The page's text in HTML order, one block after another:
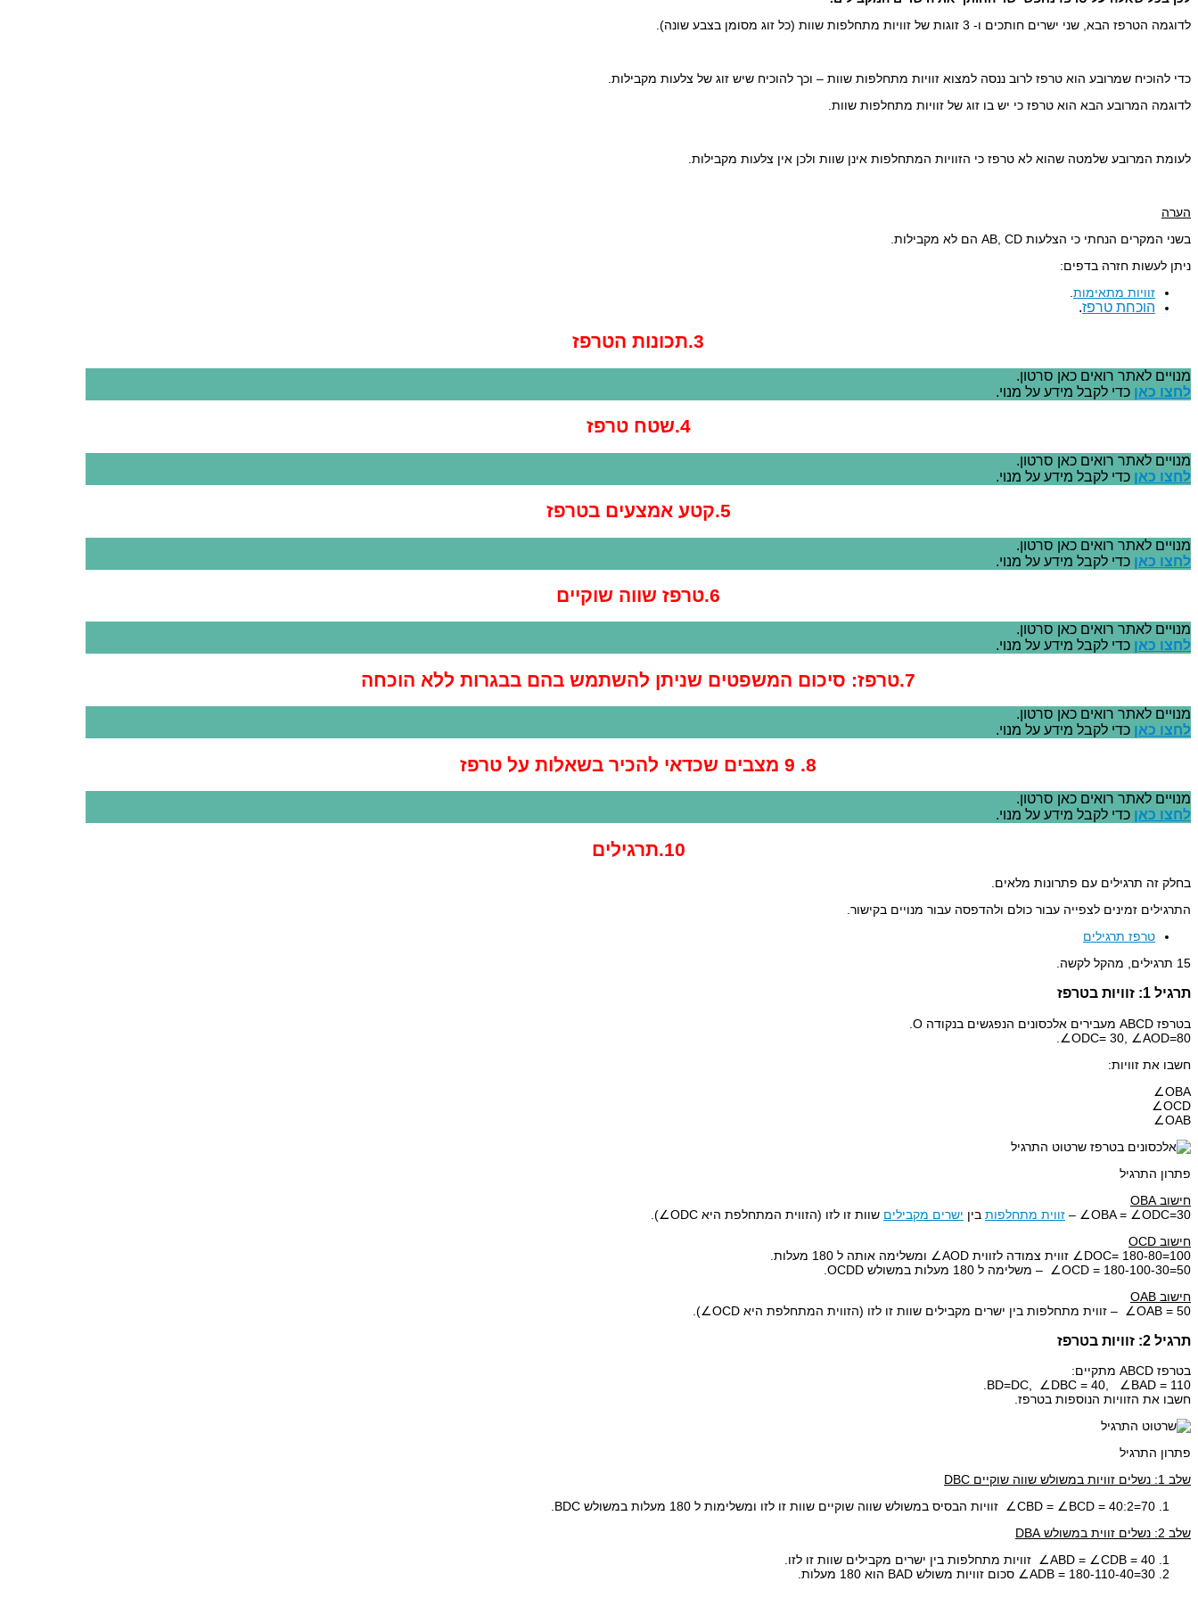
לדוגמה הטרפז הבא, שני ישרים חותכים ו- 3 זוגות של זוויות מתחלפות שוות (כל זוג מסומן בצבע שונה).
כדי להוכיח שמרובע הוא טרפז לרוב ננסה למצוא זוויות מתחלפות שוות – וכך להוכיח שיש זוג של צלעות מקבילות.
לדוגמה המרובע הבא הוא טרפז כי יש בו זוג של זוויות מתחלפות שוות.
לעומת המרובע שלמטה שהוא לא טרפז כי הזוויות המתחלפות אינן שוות ולכן אין צלעות מקבילות.
הערה
בשני המקרים הנחתי כי הצלעות AB, CD הם לא מקבילות.
ניתן לעשות חזרה בדפים:
זוויות מתאימות
הוכחת טרפז.
3.תכונות הטרפז
מנויים לאתר רואים כאן סרטון.
לחצו כאן כדי לקבל מידע על מנוי.
4.שטח טרפז
מנויים לאתר רואים כאן סרטון.
לחצו כאן כדי לקבל מידע על מנוי.
5.קטע אמצעים בטרפז
מנויים לאתר רואים כאן סרטון.
לחצו כאן כדי לקבל מידע על מנוי.
6.טרפז שווה שוקיים
מנויים לאתר רואים כאן סרטון.
לחצו כאן כדי לקבל מידע על מנוי.
7.טרפז: סיכום המשפטים שניתן להשתמש בהם בבגרות ללא הוכחה
מנויים לאתר רואים כאן סרטון.
לחצו כאן כדי לקבל מידע על מנוי.
8. 9 מצבים שכדאי להכיר בשאלות על טרפז
מנויים לאתר רואים כאן סרטון.
לחצו כאן כדי לקבל מידע על מנוי.
10.תרגילים
בחלק זה תרגילים עם פתרונות מלאים.
התרגילים זמינים לצפייה עבור כולם ולהדפסה עבור מנויים בקישור.
טרפז תרגילים
15 תרגילים, מהקל לקשה.
תרגיל 1: זוויות בטרפז
בטרפז ABCD מעבירים אלכסונים הנפגשים בנקודה O.
ODC= 30, ∠AOD=80∠.
חשבו את זוויות:
∠OBA
∠OCD
∠OAB
פתרון התרגיל
חישוב OBA
OBA = ∠ODC=30∠ –
זווית מתחלפות בין ישרים מקבילים שוות זו לזו (הזווית המתחלפת היא ODC∠).
חישוב OCD
DOC= 180-80=100∠ זווית צמודה לזווית AOD∠ ומשלימה אותה ל 180 מעלות.
OCD = 180-100-30=50∠ – משלימה ל 180 מעלות במשולש OCDD.
חישוב OAB
OAB = 50∠ – זווית מתחלפות בין ישרים מקבילים שוות זו לזו (הזווית המתחלפת היא OCD∠).
תרגיל 2: זוויות בטרפז
בטרפז ABCD מתקיים:
BD=DC, ∠DBC = 40, ∠BAD = 110.
חשבו את הזוויות הנוספות בטרפז.
פתרון התרגיל
שלב 1: נשלים זוויות במשולש שווה שוקיים DBC
CBD = ∠BCD = 40:2=70∠ זוויות הבסיס במשולש שווה שוקיים שוות זו לזו ומשלימות ל 180 מעלות במשולש BDC.
שלב 2: נשלים זווית במשולש DBA
ABD = ∠CDB = 40∠ זוויות מתחלפות בין ישרים מקבילים שוות זו לזו.
ADB = 180-110-40=30∠ סכום זוויות משולש BAD הוא 180 מעלות.